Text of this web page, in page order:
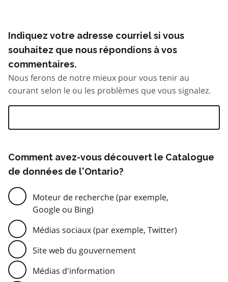
Indiquez votre adresse courriel si vous
souhaitez que nous répondions à vos
commentaires.
Nous ferons de notre mieux pour vous tenir au
courant selon le ou les problèmes que vous signalez.
Comment avez-vous découvert le Catalogue
de données de l'Ontario?
Moteur de recherche (par exemple,
Google ou Bing)
Médias sociaux (par exemple, Twitter)
Site web du gouvernement
Médias d'information